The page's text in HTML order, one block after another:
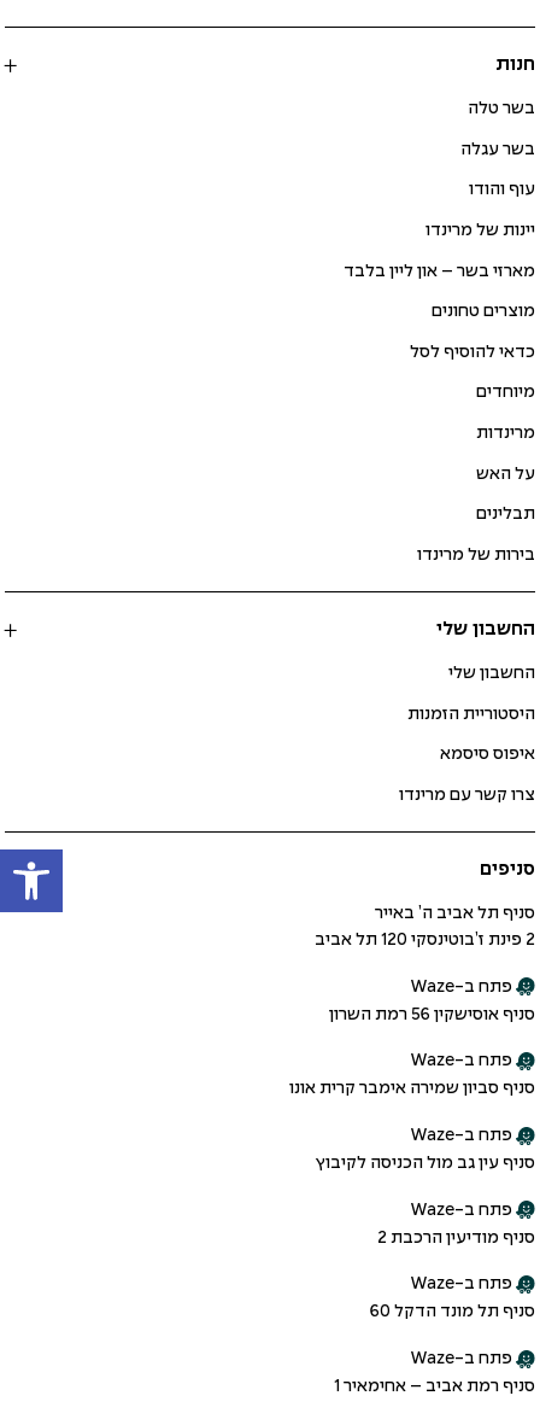
חנות
בשר טלה
בשר עגלה
עוף והודו
יינות של מרינדו
מארזי בשר – און ליין בלבד
מוצרים טחונים
כדאי להוסיף לסל
מיוחדים
מרינדות
על האש
תבלינים
בירות של מרינדו
החשבון שלי
החשבון שלי
היסטוריית הזמנות
איפוס סיסמא
צרו קשר עם מרינדו
סניפים
סניף תל אביב ה’ באייר
2 פינת ז’בוטינסקי 120 תל אביב
פתח ב-Waze
סניף אוסישקין 56 רמת השרון
פתח ב-Waze
סניף סביון שמירה אימבר קרית אונו
פתח ב-Waze
סניף עין גב מול הכניסה לקיבוץ
פתח ב-Waze
סניף מודיעין הרכבת 2
פתח ב-Waze
סניף תל מונד הדקל 60
פתח ב-Waze
סניף רמת אביב – אחימאיר 1